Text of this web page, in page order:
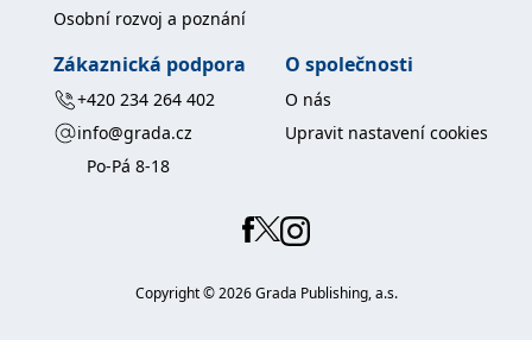
Osobní rozvoj a poznání
Zákaznická podpora
+420 234 264 402
info@grada.cz
Po-Pá 8-18
O společnosti
O nás
Upravit nastavení cookies
Copyright ©2026Grada Publishing, a.s.